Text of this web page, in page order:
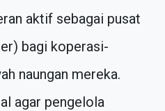
aktif sebagai pusat
bagi koperasi-
naungan mereka.
agar pengelola